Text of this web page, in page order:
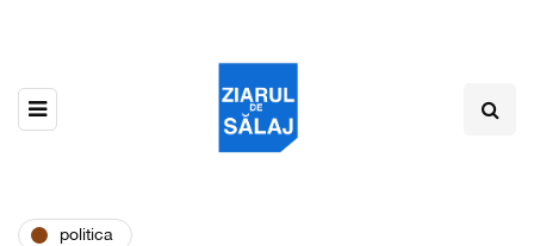
politica